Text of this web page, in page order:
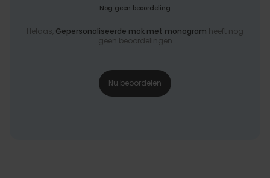
Nog geen beoordeling
Helaas, Gepersonaliseerde mok met monogram heeft nog
geen beoordelingen
Nu beoordelen